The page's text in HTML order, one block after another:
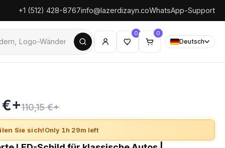
+1 (512) 428-8767info@lazerdizayn.coWhatsApp-Support
0 0
Deutsch
€+110,15 €+
Sie sich!Only 1h 29m left